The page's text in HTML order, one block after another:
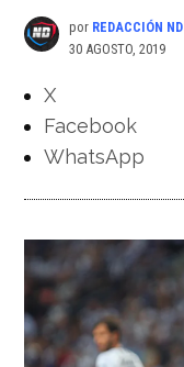
por REDACCIÓN ND
30 AGOSTO, 2019
X
Facebook
WhatsApp